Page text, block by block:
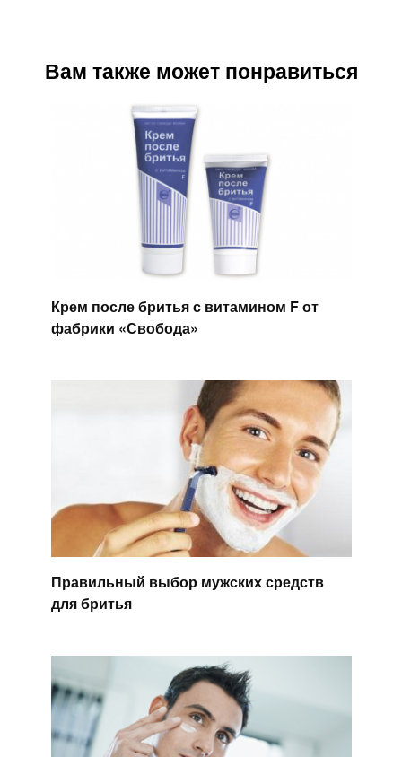
Вам также может понравиться
Крем после бритья с витамином F от
фабрики «Свобода»
Правильный выбор мужских средств
для бритья